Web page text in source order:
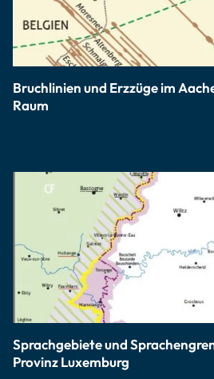
Bruchlinien und Erzzüge im
Raum
Sprachgebiete und
Provinz Luxemburg